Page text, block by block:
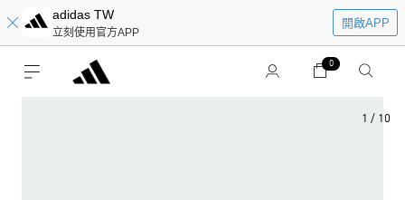
adidas TW
立刻使用官方APP
開啟APP
0
1 / 10